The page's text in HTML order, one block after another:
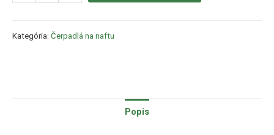
Kategória: Čerpadlá na naftu
Popis